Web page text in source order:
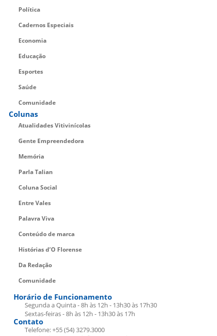
Política
Cadernos Especiais
Economia
Educação
Esportes
Saúde
Comunidade
Colunas
Atualidades Vitivinícolas
Gente Empreendedora
Memória
Parla Talian
Coluna Social
Entre Vales
Palavra Viva
Conteúdo de marca
Histórias d’O Florense
Da Redação
Comunidade
Horário de Funcionamento
Segunda a Quinta - 8h às 12h - 13h30 às 17h30
Sextas-feiras - 8h às 12h - 13h30 às 17h
Contato
Telefone: +55 (54) 3279.3000